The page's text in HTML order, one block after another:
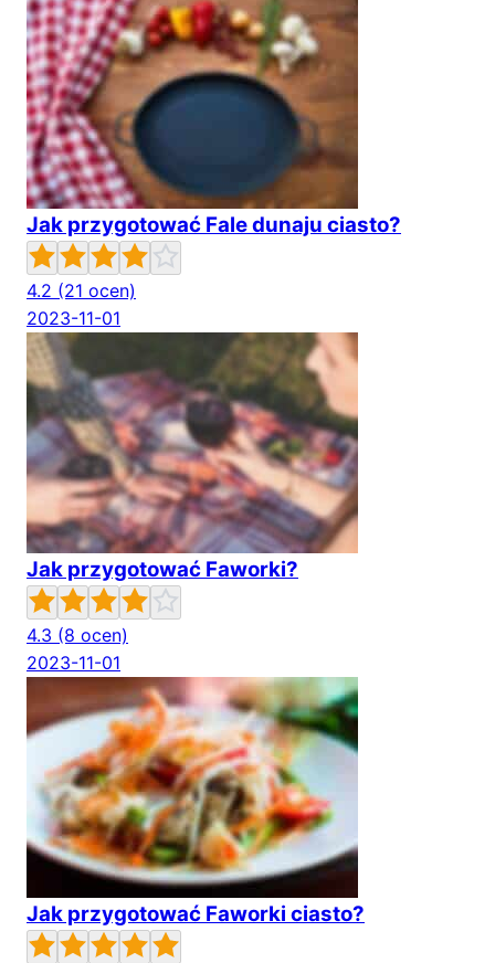
Jak przygotować Fale dunaju ciasto?
4.2 (21 ocen)
2023-11-01
Jak przygotować Faworki?
4.3 (8 ocen)
2023-11-01
Jak przygotować Faworki ciasto?